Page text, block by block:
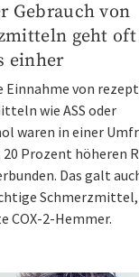
Gebrauch von
geht
einher
Einnahme von
wie ASS oder
waren in einer
Prozent höheren
Das galt
Schmerzmittel,
COX-2-Hemmer.